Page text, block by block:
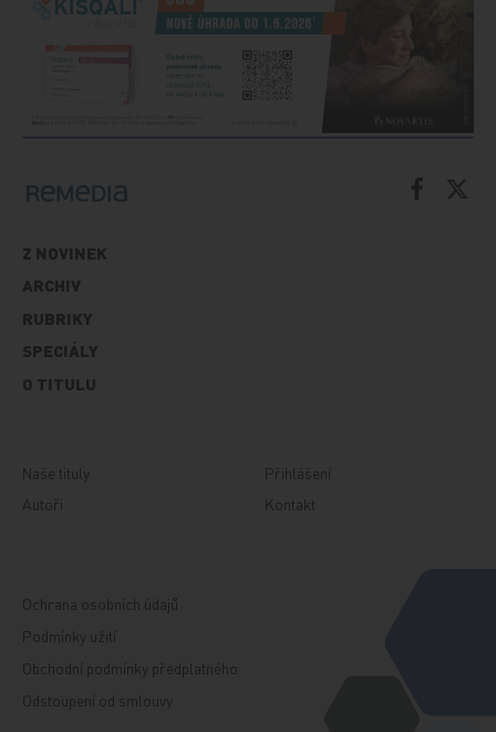
Z NOVINEK
ARCHIV
RUBRIKY
SPECIÁLY
O TITULU
Naše tituly
Autoři
Přihlášení
Kontakt
Ochrana osobních údajů
Podmínky užití
Obchodní podmínky předplatného
Odstoupení od smlouvy